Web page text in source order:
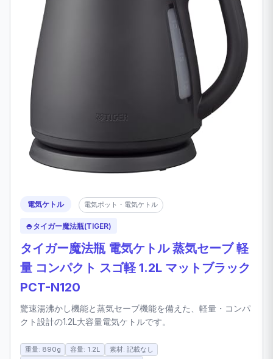
電気ケトル 電気ポット・電気ケトル
🍚タイガー魔法瓶(TIGER)
タイガー魔法瓶 電気ケトル 蒸気セーブ 軽
量 コンパクト スゴ軽 1.2L マットブラック
PCT-N120
驚速湯沸かし機能と蒸気セーブ機能を備えた、軽量・コンパ
クト設計の1.2L大容量電気ケトルです。
重量: 890g 容量: 1.2L
素材: 記載なし